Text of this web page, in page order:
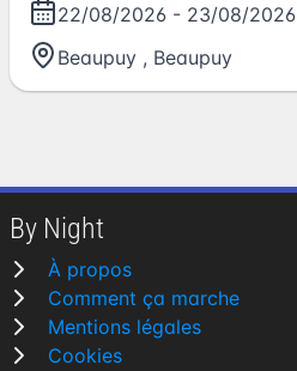
22/08/2026 - 23/08/2026
Beaupuy , Beaupuy
By Night
À propos
Comment ça marche
Mentions légales
Cookies